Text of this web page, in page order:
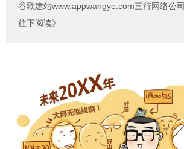
谷歌建站www.appwangye.com三行网络公司
往下阅读》